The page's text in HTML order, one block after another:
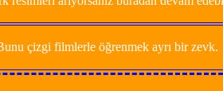
çizgi filmlerle öğrenmek ayrı bir zevk.